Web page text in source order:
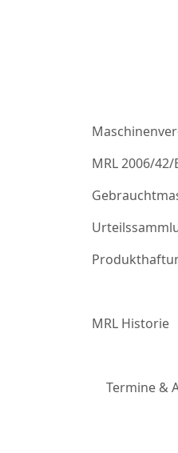
MRL 2006/42/
MRL Historie
Termine &